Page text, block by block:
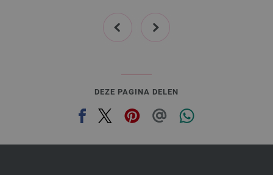
prev next
DEZE PAGINA DELEN